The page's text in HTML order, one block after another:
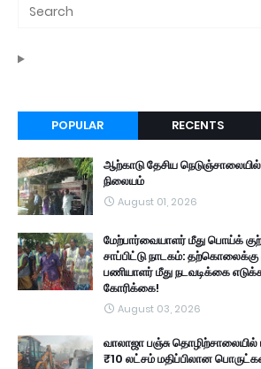
POPULAR RECENTS
ஆற்காடு தேசிய
நிலையம்
August 01, 2026
மேற்பார்வையாளர் மீது பொய்க்
சாப்பிட்டு நாடகம்:
பணியாளர் மீது நடவடிக்கை
கோரிக்கை!
August 03, 2026
வாலாஜா பஞ்சு தொழிற்சாலையில்
₹10 லட்சம் மதிப்பிலான